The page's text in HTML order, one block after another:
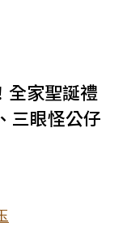
全家聖誕禮
三眼怪公仔